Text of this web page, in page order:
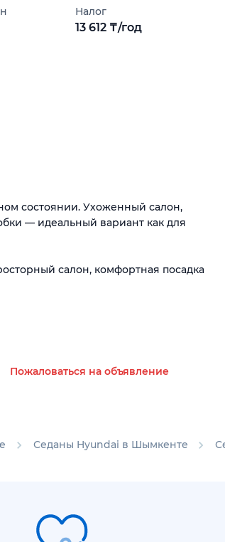
Налог
13 612 ₸/год
состоянии. Ухоженный салон,
— идеальный вариант как для
салон, комфортная посадка
Пожаловаться на объявление
Седаны Hyundai в Шымкенте